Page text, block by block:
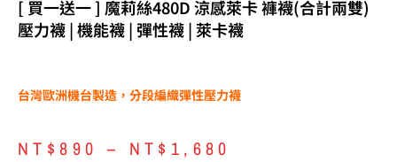
[ 買一送一 ] 魔莉絲480D 涼感萊卡 褲襪(合計兩雙)
壓力襪 | 機能襪 | 彈性襪 | 萊卡襪
台灣歐洲機台製造，分段編織彈性壓力襪
NT$890 – NT$ 1,680